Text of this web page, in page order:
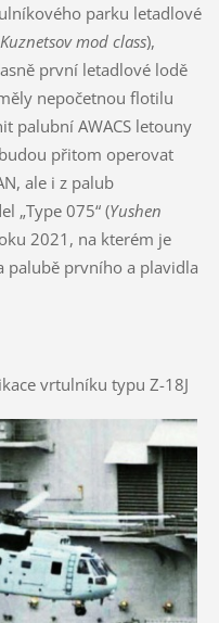
parku letadlové
Kuznetsov mod class),
první letadlové lodě
nepočetnou flotilu
palubní AWACS letouny
přitom operovat
ale i z palub
„Type 075“ (Yushen
2021, na kterém je
palubě prvního a plavidla
vrtulníku typu Z-18J